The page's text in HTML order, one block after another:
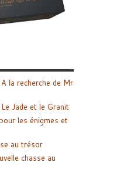
la recherche de Mr
Jade et le Granit
les énigmes et
au trésor
chasse au